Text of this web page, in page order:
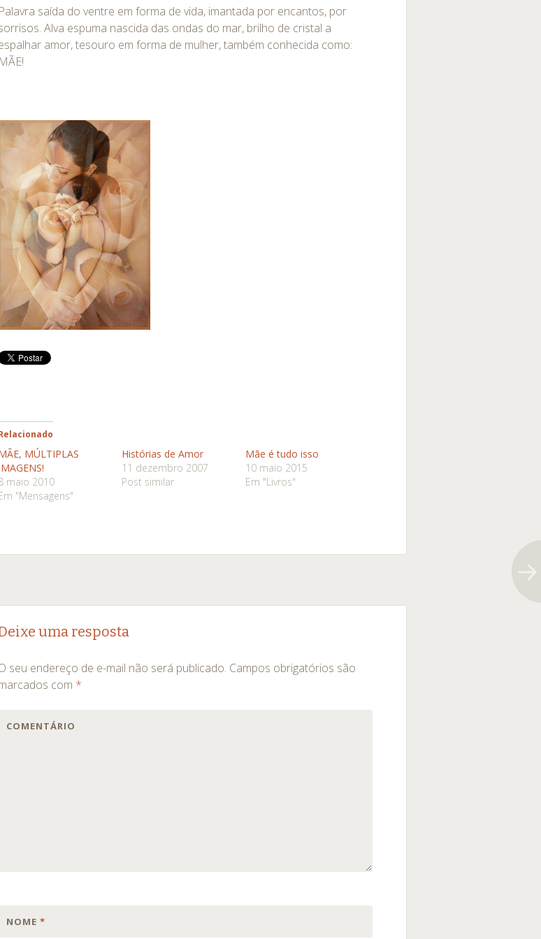
Palavra saída do ventre em forma de vida, imantada por encantos, por
Alva espuma nascida das ondas do mar, brilho de cristal a
amor, tesouro em forma de mulher, também conhecida como:
MÃE!
MÚLTIPLAS
maio 2010
"Mensagens"
Histórias de Amor
11 dezembro 2007
Post similar
Mãe é tudo isso
10 maio 2015
Em "Livros"
uma resposta
seu endereço de e-mail não será publicado. Campos obrigatórios são
com *
COMENTÁRIO
NOME*